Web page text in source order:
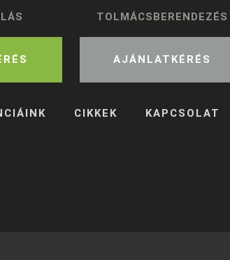
TOLMÁCSBERENDEZÉS
AJÁNLATKÉRÉS
CIKKEK KAPCSOLAT